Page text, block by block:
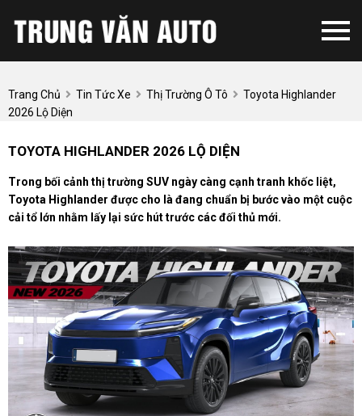
Trang Chủ Tin Tức Xe Thị Trường Ô Tô
Toyota Highlander
2026 Lộ Diện
TOYOTA HIGHLANDER 2026 LỘ DIỆN
Trong bối cảnh thị trường SUV ngày càng cạnh tranh khốc liệt,
Toyota Highlander được cho là đang chuẩn bị bước vào một cuộc
cải tổ lớn nhằm lấy lại sức hút trước các đối thủ mới.